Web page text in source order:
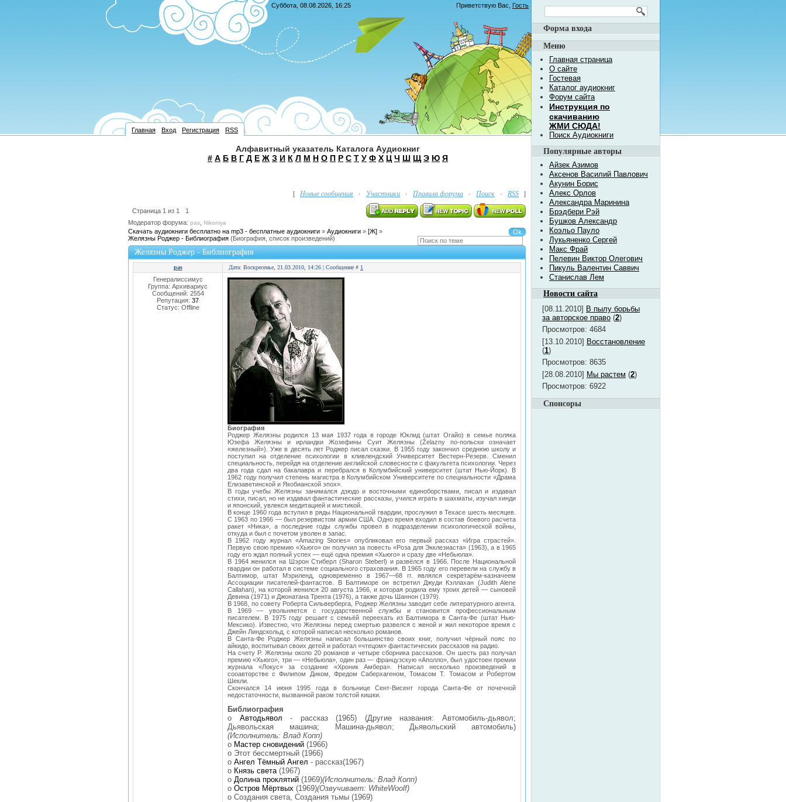
Суббота, 08.08.2026, 16:25 Приветствую Вас Гость
Главная Вход Регистрация RSS
Алфавитный указатель Каталога Аудиокниг
# А Б В Г Д Е Ж З И К Л М Н О П Р С Т У Ф Х Ц Ч Ш Щ Э Ю Я
[ Новые сообщения · Участники · Правила форума · Поиск · RSS ]
Страница 1 из 1
1
Модератор форума: pas Nikoniya
Скачать аудиокниги бесплатно на mp3 - бесплатные аудиокниги » Аудиокниги » [Ж] »
Желязны Роджер - Библиография (Биография, список произведений)
Желязны Роджер - Библиография
pas Дата: Воскресенье, 21.03.2010, 14:26 | Сообщение # 1
Генералиссимус
Группа: Архивариус
Сообщений: 2554
Репутация: 37
Статус: Offline
Биография
Роджер Желязны родился 13 мая 1937 года в городе Юклид (штат Огайо) в семье поляка
Юзефа Желязны и ирландки Жозефины Суит Желязны (Żelazny по-польски означает
«железный»). Уже в десять лет Роджер писал сказки. В 1955 году закончил среднюю школу и
поступил на отделение психологии в кливлендский Университет Вестерн-Резерв. Сменил
специальность, перейдя на отделение английской словесности с факультета психологии. Через
два года сдал на бакалавра и перебрался в Колумбийский университет (штат Нью-Йорк). В
1962 году получил степень магистра в Колумбийском Университете по специальности «Драма
Елизаветинской и Якобианской эпох».
В годы учебы Желязны занимался дзюдо и восточными единоборствами, писал и издавал
стихи, писал, но не издавал фантастические рассказы, учился играть в шахматы, изучал хинди
и японский, увлекся медитацией и мистикой.
В конце 1960 года вступил в ряды Национальной гвардии, прослужил в Техасе шесть месяцев.
С 1963 по 1966 — был резервистом армии США. Одно время входил в состав боевого расчета
ракет «Ника», а последние годы службы провел в подразделении психологической войны,
откуда и был с почетом уволен в запас.
В 1962 году журнал «Amazing Stories» опубликовал его первый рассказ «Игра страстей».
Первую свою премию «Хьюго» он получил за повесть «Роза для Экклезиаста» (1963), а в 1965
году его ждал полный успех — ещё одна премия «Хьюго» и сразу две «Небьюла».
В 1964 женился на Шэрон Стиберл (Sharon Steberl) и развёлся в 1966. После Национальной
гвардии он работал в системе социального страхования. В 1965 году его перевели на службу в
Балтимор, штат Мэриленд, одновременно в 1967—68 гг. являлся секретарём-казначеем
Ассоциации писателей-фантастов. В Балтиморе он встретил Джуди Кэллахан (Judith Alene
Callahan), на которой женился 20 августа 1966, и которая родила ему троих детей — сыновей
Девина (1971) и Джонатана Трента (1976), а также дочь Шаннон (1979).
В 1968, по совету Роберта Сильверберга, Роджер Желязны заводит себе литературного агента.
В 1969 — увольняется с государственной службы и становится профессиональным
писателем. В 1975 году решает с семьёй переехать из Балтимора в Санта-Фе (штат Нью-
Мексико). Известно, что Желязны перед смертью развелся с женой и жил некоторое время с
Джейн Линдскольд, с которой написал несколько романов.
В Санта-Фе Роджер Желязны написал большинство своих книг, получил чёрный пояс по
айкидо, воспитывал своих детей и работал «чтецом» фантастических рассказов на радио.
На счету Р. Желязны около 20 романов и четыре сборника рассказов. Он шесть раз получал
премию «Хьюго», три — «Небьюла», один раз — французскую «Аполло», был удостоен премии
журнала «Локус» за создание «Хроник Амбера». Написал несколько произведений в
сооавторстве с Филипом Диком, Фредом Саберхагеном, Томасом Т. Томасом и Робертом
Шекли.
Скончался 14 июня 1995 года в больнице Сент-Висент города Санта-Фе от почечной
недостаточности, вызванной раком толстой кишки.
Библиография
o Автодьявол- рассказ (1965) (Другие названия: Автомобиль-дьявол;
Дьявольская машина; Машина-дьявол; Дьявольский автомобиль)
(Исполнитель: Влад Копп)
o Мастер сновидений (1966)
o Этот бессмертный (1966)
o Ангел Тёмный Ангел - рассказ(1967)
o Князь света(1967)
o Долина проклятий (1969)(Исполнитель: Влад Копп)
o Остров Мёртвых (1969)(Озвучивает: WhiteWoolf)
o Создания света, Создания тьмы (1969)
Форма входа
Меню
Главная страница
О сайте
Гостевая
Каталог аудиокниг
Форум сайта
Инструкция по
скачиванию
ЖМИ СЮДА!
Поиск Аудиокниги
Популярные авторы
Айзек Азимов
Аксенов Василий Павлович
Акунин Борис
Алекс Орлов
Александра Маринина
Брэдбери Рэй
Бушков Александр
Коэльо Пауло
Лукьяненко Сергей
Макс Фрай
Пелевин Виктор Олегович
Пикуль Валентин Саввич
Станислав Лем
Новости сайта
[08.11.2010] В пылу борьбы
за авторское право (2)
Просмотров: 4684
[13.10.2010] Восстановление
(1)
Просмотров: 8635
[28.08.2010] Мы растем (2)
Просмотров: 6922
Спонсоры